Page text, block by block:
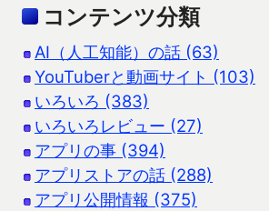
コンテンツ分類
AI（人工知能）の話 (63)
YouTuberと動画サイト (103)
いろいろ (383)
いろいろレビュー (27)
アプリの事 (394)
アプリストアの話 (288)
アプリ公開情報 (375)